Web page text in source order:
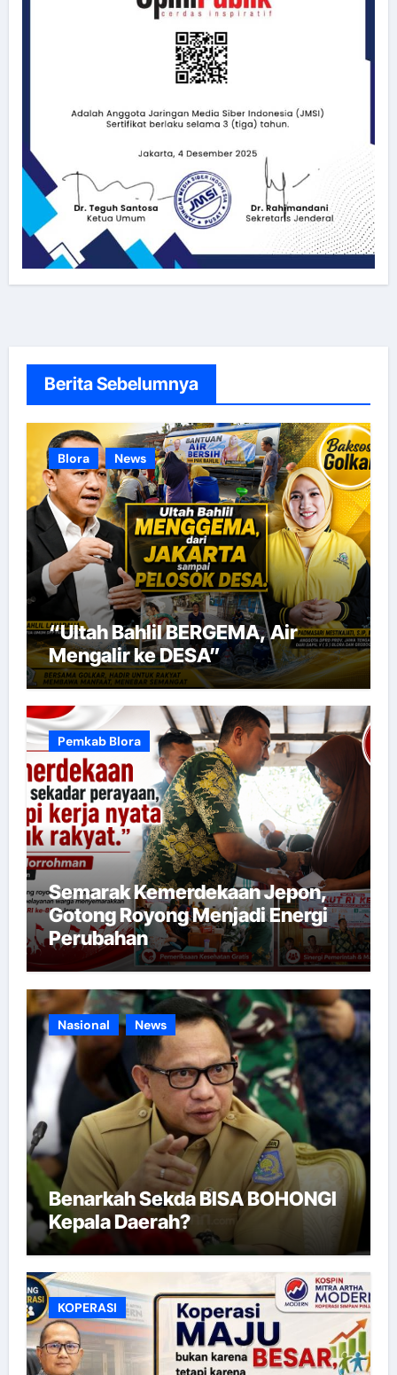
Berita Sebelumnya
Blora News
“Ultah Bahlil BERGEMA, Air
Mengalir ke DESA”
Pemkab Blora
Semarak Kemerdekaan Jepon,
Gotong Royong Menjadi Energi
Perubahan
Nasional News
Benarkah Sekda BISA BOHONGI
Kepala Daerah?
KOPERASI